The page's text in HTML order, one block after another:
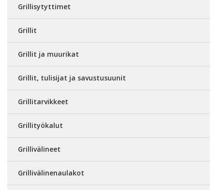
Grillisytyttimet
Grillit
Grillit ja muurikat
Grillit, tulisijat ja savustusuunit
Grillitarvikkeet
Grillityökalut
Grillivälineet
Grillivälinenaulakot